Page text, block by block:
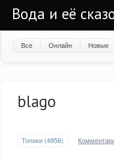
Вода и её
Все Онлайн Новые
blago
Топики (4956)